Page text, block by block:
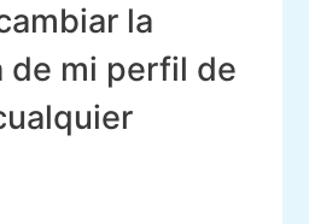
la
de mi perfil de